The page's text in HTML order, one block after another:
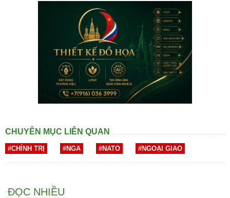
CHUYÊN MỤC LIÊN QUAN
#CHÍNH TRỊ #NGA #NATO #NGOẠI GIAO
ĐỌC NHIỀU